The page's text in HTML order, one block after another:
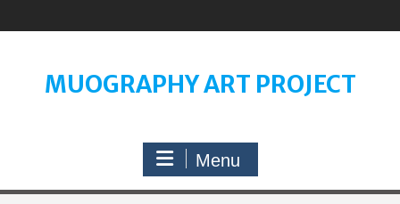
to
MUOGRAPHY ART PROJECT
Menu